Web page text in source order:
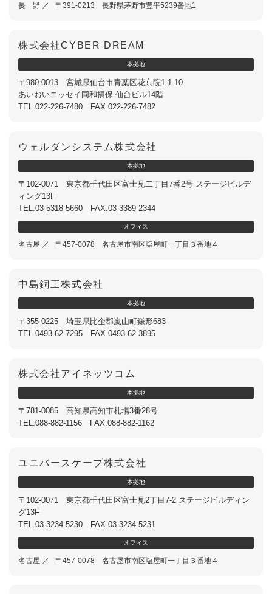
長 野 ／ 〒391-0213 長野県茅野市豊平5239番地1
株式会社CYBER DREAM
本拠地
〒980-0013 宮城県仙台市青葉区花京院1-1-10
あいおいニッセイ同和損保 仙台ビル14階
TEL.022-226-7480 FAX.022-226-7482
ウェルダンシステム株式会社
本拠地
〒102-0071 東京都千代田区富士見二丁目7番2号 ステージビルデ
ィング13F
TEL.03-5318-5660 FAX.03-3389-2344
オフ ィ ス
名古屋 ／ 〒457-0078 名古屋市南区塩屋町一丁目３番地４
中島銅工株式会社
本拠地
〒355-0225 埼玉県比企郡嵐山町鎌形683
TEL.0493-62-7295 FAX.0493-62-3895
株式会社アイネッツコム
本拠地
〒781-0085 高知県高知市札場3番28号
TEL.088-882-1156 FAX.088-882-1162
ユニバースケープ株式会社
本拠地
〒102-0071 東京都千代田区富士見2丁目7-2 ステージビルディン
グ13F
TEL.03-3234-5230 FAX.03-3234-5231
オフ ィ ス
名古屋 ／ 〒457-0078 名古屋市南区塩屋町一丁目３番地４